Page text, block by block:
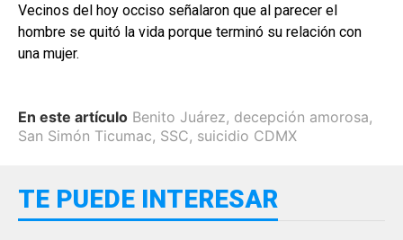
Vecinos del hoy occiso señalaron que al parecer el
hombre se quitó la vida porque terminó su relación con
una mujer.
En este artículo Benito Juárez, decepción amorosa,
San Simón Ticumac, SSC, suicidio CDMX
TE PUEDE INTERESAR